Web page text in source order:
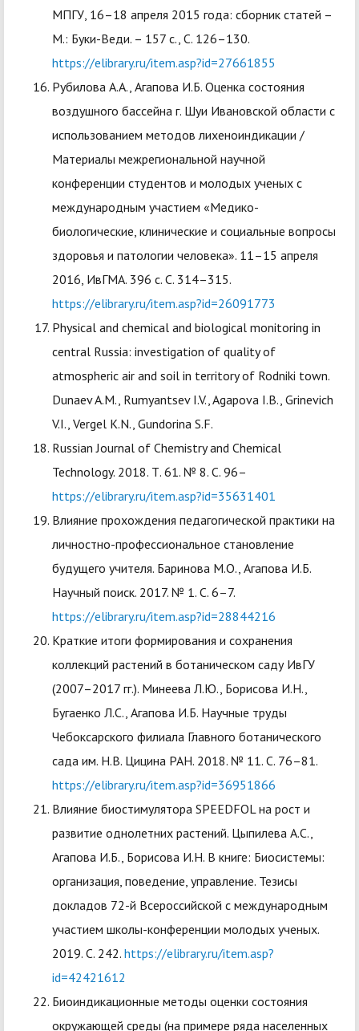
МПГУ, 16–18 апреля 2015 года: сборник статей –
М.: Буки-Веди. – 157 с., С. 126–130.
https://elibrary.ru/item.asp?id=27661855
Рубилова А.А., Агапова И.Б. Оценка состояния
воздушного бассейна г. Шуи Ивановской области с
использованием методов лихеноиндикации /
Материалы межрегиональной научной
конференции студентов и молодых ученых с
международным участием «Медико-
биологические, клинические и социальные вопросы
здоровья и патологии человека». 11–15 апреля
2016, ИвГМА. 396 с. С. 314–315.
https://elibrary.ru/item.asp?id=26091773
Physical and chemical and biological monitoring in
central Russia: investigation of quality of
atmospheric air and soil in territory of Rodniki town.
Dunaev A.M., Rumyantsev I.V., Agapova I.B., Grinevich
V.I., Vergel K.N., Gundorina S.F.
Russian Journal of Chemistry and Chemical
Technology. 2018. Т. 61. № 8. С. 96–
https://elibrary.ru/item.asp?id=35631401
Влияние прохождения педагогической практики на
личностно-профессиональное становление
будущего учителя. Баринова М.О., Агапова И.Б.
Научный поиск. 2017. № 1. С. 6–7.
https://elibrary.ru/item.asp?id=28844216
Краткие итоги формирования и сохранения
коллекций растений в ботаническом саду ИвГУ
(2007–2017 гг.). Минеева Л.Ю., Борисова И.Н.,
Бугаенко Л.С., Агапова И.Б. Научные труды
Чебоксарского филиала Главного ботанического
сада им. Н.В. Цицина РАН. 2018. № 11. С. 76–81.
https://elibrary.ru/item.asp?id=36951866
Влияние биостимулятора SPEEDFOL на рост и
развитие однолетних растений. Цыпилева А.С.,
Агапова И.Б., Борисова И.Н. В книге: Биосистемы:
организация, поведение, управление. Тезисы
докладов 72-й Всероссийской с международным
участием школы-конференции молодых ученых.
2019. С. 242. https://elibrary.ru/item.asp?
id=42421612
Биоиндикационные методы оценки состояния
окружающей среды (на примере ряда населенных